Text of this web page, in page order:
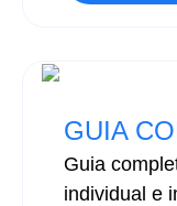
GUIA
Guia
individual e